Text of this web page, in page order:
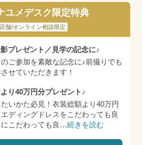
ユメデスク限定特典
店舗/オンライン相談限定
プレゼント／見学の記念に♪
ご参加を素敵な記念に♪前撮りでも
せていただきます！
り40万円分プレゼント♪
いかた必見！衣装総額より40万円
ディングドレスをこだわっても良
こだわっても良 …続きを読む